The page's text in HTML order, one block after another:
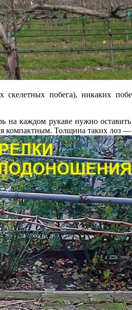
скелетных побега), никаких
на каждом рукаве нужно
компактным. Толщина таких